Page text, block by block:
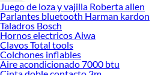
Juego de loza y vajilla Roberta allen
Parlantes bluetooth Harman kardon
Taladros Bosch
Hornos electricos Aiwa
Clavos Total tools
Colchones inflables
Aire acondicionado 7000 btu